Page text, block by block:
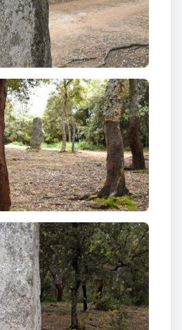
Enlluernats van córrer a
i van abandonar el seu treball.
una gran pedra
es va clavar en aquest indret i
pels segles dels segles. Per
li manca una gran pedra en un